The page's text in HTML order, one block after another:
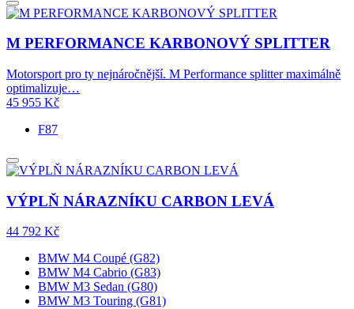
M PERFORMANCE KARBONOVÝ SPLITTER
Motorsport pro ty nejnáročnější. M Performance splitter maximálně
optimalizuje…
45 955 Kč
F87
VÝPLŇ NÁRAZNÍKU CARBON LEVÁ
44 792 Kč
BMW M4 Coupé (G82)
BMW M4 Cabrio (G83)
BMW M3 Sedan (G80)
BMW M3 Touring (G81)